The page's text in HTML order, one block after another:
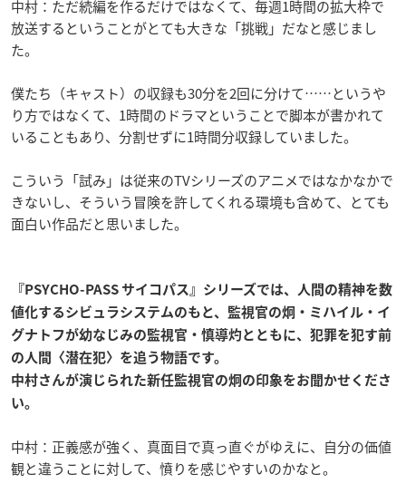
中村：ただ続編を作るだけではなくて、毎週1時間の拡大枠で
放送するということがとても大きな「挑戦」だなと感じまし
た。
僕たち（キャスト）の収録も30分を2回に分けて……というや
り方ではなくて、1時間のドラマということで脚本が書かれて
いることもあり、分割せずに1時間分収録していました。
こういう「試み」は従来のTVシリーズのアニメではなかなかで
きないし、そういう冒険を許してくれる環境も含めて、とても
面白い作品だと思いました。
『PSYCHO-PASS サイコパス』シリーズでは、人間の精神を数
値化するシビュラシステムのもと、監視官の炯・ミハイル・イ
グナトフが幼なじみの監視官・慎導灼とともに、犯罪を犯す前
の人間〈潜在犯〉を追う物語です。
中村さんが演じられた新任監視官の炯の印象をお聞かせくださ
い。
中村：正義感が強く、真面目で真っ直ぐがゆえに、自分の価値
観と違うことに対して、憤りを感じやすいのかなと。